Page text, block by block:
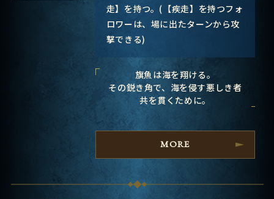
走】を持つ。(【疾走】を持つフォ
ロワーは、場に出たターンから攻
撃できる)
旗魚は海を翔ける。
その鋭き角で、海を侵す悪しき者
共を貫くために。
MORE